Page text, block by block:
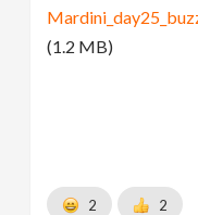
(1.2 MB)
2 2